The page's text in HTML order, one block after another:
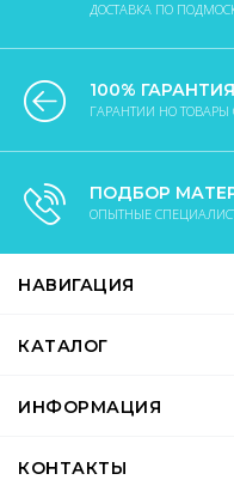
ДОСТАВКА ПО
100% ГАРАНТИЯ
ГАРАНТИИ НО ТОВАРЫ
ПОДБОР
ОПЫТНЫЕ
НАВИГАЦИЯ
КАТАЛОГ
ИНФОРМАЦИЯ
КОНТАКТЫ